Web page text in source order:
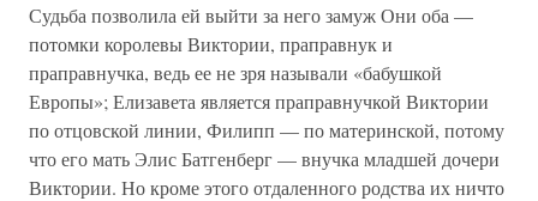
Судьба позволила ей выйти за него замуж Они оба —
потомки королевы Виктории, праправнук и
праправнучка, ведь ее не зря называли «бабушкой
Европы»; Елизавета является праправнучкой Виктории
по отцовской линии, Филипп — по материнской, потому
что его мать Элис Батгенберг — внучка младшей дочери
Виктории. Но кроме этого отдаленного родства их ничто